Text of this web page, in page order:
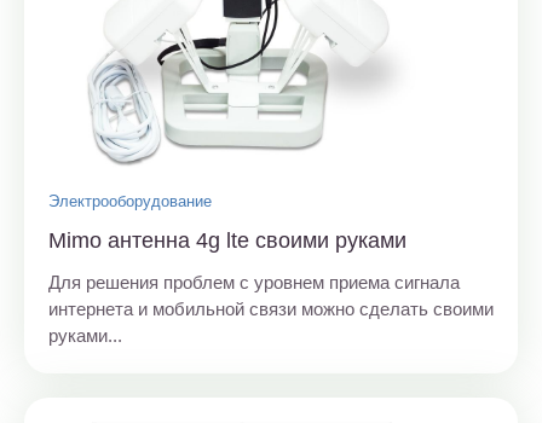
Электрооборудование
Mimo антенна 4g lte своими руками
Для решения проблем с уровнем приема сигнала
интернета и мобильной связи можно сделать своими
руками...